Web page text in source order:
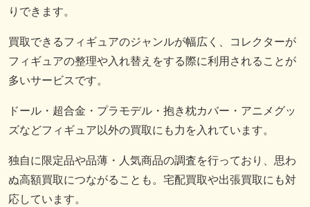
りできます。
買取できるフィギュアのジャンルが幅広く、コレクターが
フィギュアの整理や入れ替えをする際に利用されることが
多いサービスです。
ドール・超合金・プラモデル・抱き枕カバー・アニメグッ
ズなどフィギュア以外の買取にも力を入れています。
独自に限定品や品薄・人気商品の調査を行っており、思わ
ぬ高額買取につながることも。宅配買取や出張買取にも対
応しています。